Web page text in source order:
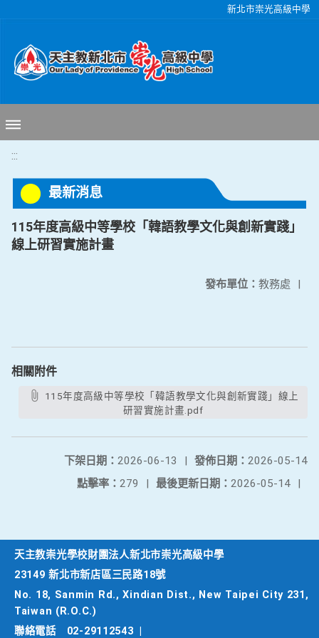
新北市崇光高級中學
:::
最新消息
115年度高級中等學校「韓語教學文化與創新實踐」
線上研習實施計畫
發布單位： 教務處 |
相關附件
研習實施計畫.pdf
發佈日期： 2026-05-14
下架日期： 2026-06-13
|
最後更新日期： 2026-05-14 |
點擊率： 279 |
天主教崇光學校財團法人新北市崇光高級中學
23149 新北市新店區三民路18號
No. 18, Sanmin Rd., Xindian Dist., New Taipei City 231,
Taiwan (R.O.C.)
聯絡電話
02-29112543